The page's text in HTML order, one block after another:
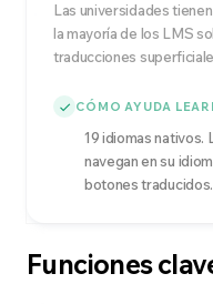
Las universidades
la mayoría de los LMS
traducciones
CÓMO AYUDA
19 idiomas nativos.
navegan en su
botones traducidos.
Funciones